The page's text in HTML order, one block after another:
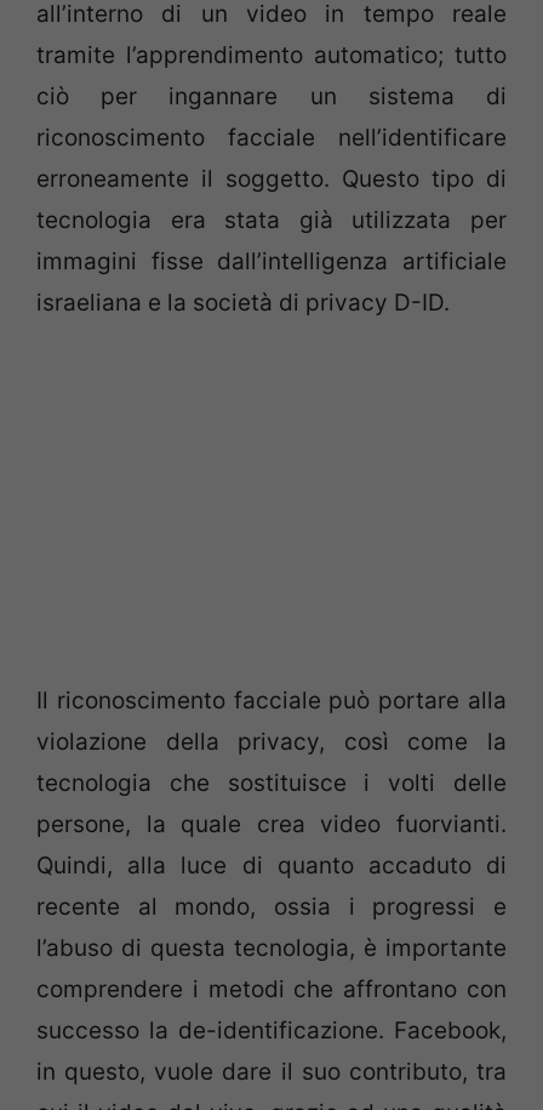
all’interno di un video in tempo reale
tramite l’apprendimento automatico; tutto
ciò per ingannare un sistema di
riconoscimento facciale nell’identificare
erroneamente il soggetto. Questo tipo di
tecnologia era stata già utilizzata per
immagini fisse dall’intelligenza artificiale
israeliana e la società di privacy D-ID.
Il riconoscimento facciale può portare alla
violazione della privacy, così come la
tecnologia che sostituisce i volti delle
persone, la quale crea video fuorvianti.
Quindi, alla luce di quanto accaduto di
recente al mondo, ossia i progressi e
l’abuso di questa tecnologia, è importante
comprendere i metodi che affrontano con
successo la de-identificazione. Facebook,
in questo, vuole dare il suo contributo, tra